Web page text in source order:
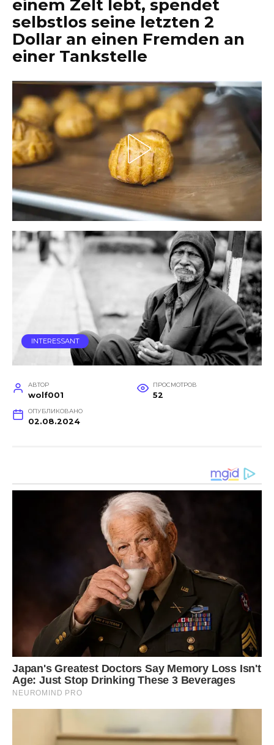
einem Zelt lebt, spendet
selbstlos seine letzten 2
Dollar an einen Fremden an
einer Tankstelle
INTERESSANT
АВТОР
wolf001
ПРОСМОТРОВ
52
ОПУБЛИКОВАНО
02.08.2024